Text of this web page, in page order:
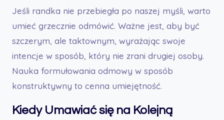
Jeśli randka nie przebiegła po naszej myśli, warto
umieć grzecznie odmówić. Ważne jest, aby być
szczerym, ale taktownym, wyrażając swoje
intencje w sposób, który nie zrani drugiej osoby.
Nauka formułowania odmowy w sposób
konstruktywny to cenna umiejętność.
Kiedy Umawiać się na Kolejną